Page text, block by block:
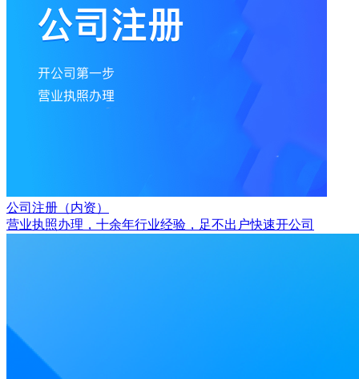
公司注册（内资）
营业执照办理，十余年行业经验，足不出户快速开公司